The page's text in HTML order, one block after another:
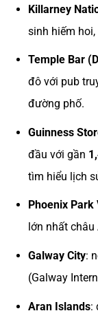
Killarney
sinh hiếm
Temple Bar
đô với pub
đường phố.
Guinness
đầu với gần
tìm hiểu lịch
Phoenix
lớn nhất châu
Galway City:
(Galway
Aran Islands: